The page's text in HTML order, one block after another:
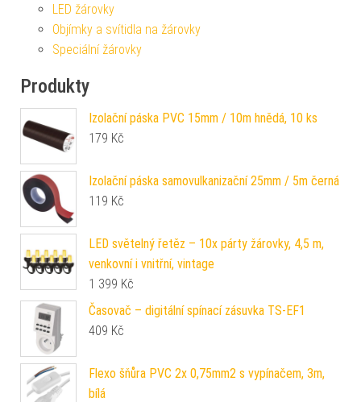
LED žárovky
Objímky a svítidla na žárovky
Speciální žárovky
Produkty
Izolační páska PVC 15mm / 10m hnědá, 10 ks
179 Kč
Izolační páska samovulkanizační 25mm / 5m černá
119 Kč
LED světelný řetěz – 10x párty žárovky, 4,5 m,
venkovní i vnitřní, vintage
1 399 Kč
Časovač – digitální spínací zásuvka TS-EF1
409 Kč
Flexo šňůra PVC 2x 0,75mm2 s vypínačem, 3m,
bílá